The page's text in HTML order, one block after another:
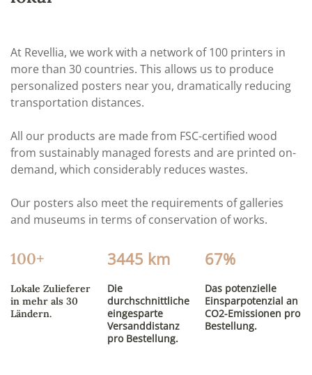
At Revellia, we work with a network of 100 printers in
more than 30 countries. This allows us to produce
personalized posters near you, dramatically reducing
transportation distances.
All our products are made from FSC-certified wood
from sustainably managed forests and are printed on-
demand, which considerably reduces wastes.
Our posters also meet the requirements of galleries
and museums in terms of conservation of works.
100+
Lokale Zulieferer
in mehr als 30
Ländern.
3445 km
Die
durchschnittliche
eingesparte
Versanddistanz
pro Bestellung.
67%
Das potenzielle
Einsparpotenzial an
CO2-Emissionen pro
Bestellung.